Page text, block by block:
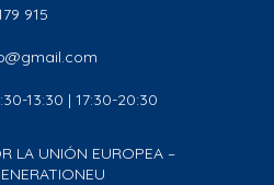
915
13:30 | 17:30-20:30
LA UNIÓN EUROPEA –